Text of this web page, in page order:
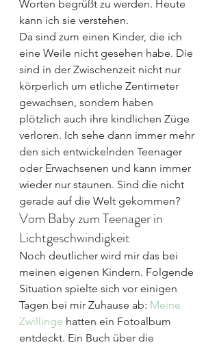
Worten begrüßt zu werden. Heute
kann ich sie verstehen.
Da sind zum einen Kinder, die ich
eine Weile nicht gesehen habe. Die
sind in der Zwischenzeit nicht nur
körperlich um etliche Zentimeter
gewachsen, sondern haben
plötzlich auch ihre kindlichen Züge
verloren. Ich sehe dann immer mehr
den sich entwickelnden Teenager
oder Erwachsenen und kann immer
wieder nur staunen. Sind die nicht
gerade auf die Welt gekommen?
Vom Baby zum Teenager in
Lichtgeschwindigkeit
Noch deutlicher wird mir das bei
meinen eigenen Kindern. Folgende
Situation spielte sich vor einigen
Tagen bei mir Zuhause ab: Meine
Zwillinge hatten ein Fotoalbum
entdeckt. Ein Buch über die